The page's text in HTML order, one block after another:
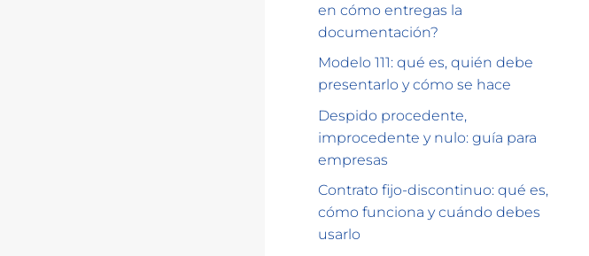
en cómo entregas la
documentación?
Modelo 111: qué es, quién debe
presentarlo y cómo se hace
Despido procedente,
improcedente y nulo: guía para
empresas
Contrato fijo-discontinuo: qué es,
cómo funciona y cuándo debes
usarlo